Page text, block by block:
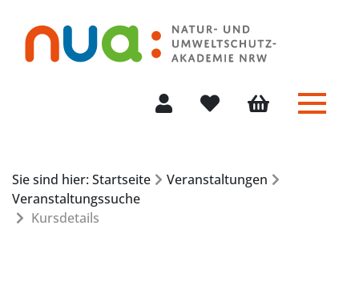
Menü
Sie sind hier: Startseite
Veranstaltungen
Veranstaltungssuche
Kursdetails